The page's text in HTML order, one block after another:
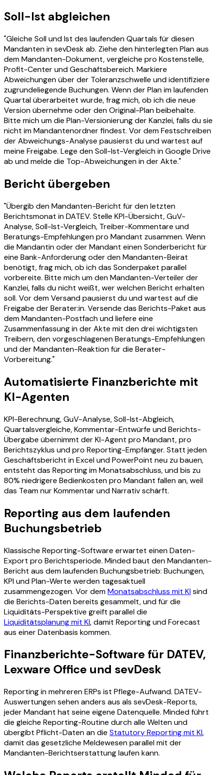
Soll-Ist abgleichen
"Gleiche Soll und Ist des laufenden Quartals für diesen
Mandanten in sevDesk ab. Ziehe den hinterlegten Plan aus
dem Mandanten-Dokument, vergleiche pro Kostenstelle,
Profit-Center und Geschäftsbereich. Markiere
Abweichungen über der Toleranzschwelle und identifiziere
zugrundeliegende Buchungen. Wenn der Plan im laufenden
Quartal überarbeitet wurde, frag mich, ob ich die neue
Version übernehme oder den Original-Plan beibehalte.
Bitte mich um die Plan-Versionierung der Kanzlei, falls du sie
nicht im Mandantenordner findest. Vor dem Festschreiben
der Abweichungs-Analyse pausierst du und wartest auf
meine Freigabe. Lege den Soll-Ist-Vergleich in Google Drive
ab und melde die Top-Abweichungen in der Akte."
Bericht übergeben
"Übergib den Mandanten-Bericht für den letzten
Berichtsmonat in DATEV. Stelle KPI-Übersicht, GuV-
Analyse, Soll-Ist-Vergleich, Treiber-Kommentare und
Beratungs-Empfehlungen pro Mandant zusammen. Wenn
die Mandantin oder der Mandant einen Sonderbericht für
eine Bank-Anforderung oder den Mandanten-Beirat
benötigt, frag mich, ob ich das Sonderpaket parallel
vorbereite. Bitte mich um den Mandanten-Verteiler der
Kanzlei, falls du nicht weißt, wer welchen Bericht erhalten
soll. Vor dem Versand pausierst du und wartest auf die
Freigabe der Berater:in. Versende das Berichts-Paket aus
dem Mandanten-Postfach und liefere eine
Zusammenfassung in der Akte mit den drei wichtigsten
Treibern, den vorgeschlagenen Beratungs-Empfehlungen
und der Mandanten-Reaktion für die Berater-
Vorbereitung."
Automatisierte Finanzberichte mit
KI-Agenten
KPI-Berechnung, GuV-Analyse, Soll-Ist-Abgleich,
Quartalsvergleiche, Kommentar-Entwürfe und Berichts-
Übergabe übernimmt der KI-Agent pro Mandant, pro
Berichtszyklus und pro Reporting-Empfänger. Statt jeden
Geschäftsbericht in Excel und PowerPoint neu zu bauen,
entsteht das Reporting im Monatsabschluss, und bis zu
80% niedrigere Bedienkosten pro Mandant fallen an, weil
das Team nur Kommentar und Narrativ schärft.
Reporting aus dem laufenden
Buchungsbetrieb
Klassische Reporting-Software erwartet einen Daten-
Export pro Berichtsperiode. Minded baut den Mandanten-
Bericht aus dem laufenden Buchungsbetrieb: Buchungen,
KPI und Plan-Werte werden tagesaktuell
zusammengezogen. Vor demMonatsabschluss mit KIsind
die Berichts-Daten bereits gesammelt, und für die
Liquiditäts-Perspektive greift parallel die
Liquiditätsplanung mit KI, damit Reporting und Forecast
aus einer Datenbasis kommen.
Finanzberichte-Software für DATEV,
Lexware Office und sevDesk
Reporting in mehreren ERPs ist Pflege-Aufwand. DATEV-
Auswertungen sehen anders aus als sevDesk-Reports,
jeder Mandant hat seine eigene Datenquelle. Minded führt
die gleiche Reporting-Routine durch alle Welten und
übergibt Pflicht-Daten an die Statutory Reporting mit KI,
damit das gesetzliche Meldewesen parallel mit der
Mandanten-Berichtserstattung laufen kann.